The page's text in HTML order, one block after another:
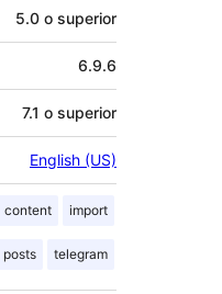
5.0 o superior
6.9.6
7.1 o superior
English (US)
content import
posts telegram